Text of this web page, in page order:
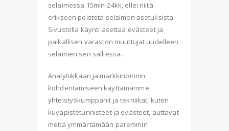
selaimessa 15min-24kk, ellei niitä
erikseen poisteta selaimen asetuksista.
Sivustolla käynti asettaa evästeet ja
paikallisen varaston muuttujat uudelleen
selaimen sen salliessa.
Analytiikkaan ja markkinoinnin
kohdentamiseen käyttämämme
yhteistyökumppanit ja tekniikat, kuten
kuvapistetunnisteet ja evästeet, auttavat
meitä ymmärtämään paremmin